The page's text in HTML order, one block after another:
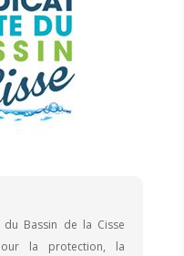
du Bassin de la Cisse
la protection, la